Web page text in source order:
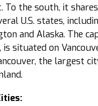
To the south, it
U.S. states,
and Alaska. The
is situated on
the largest